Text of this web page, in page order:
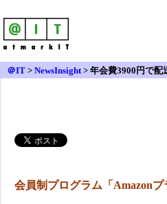
＠IT > NewsInsight> 年会費3900円で配
会員制プログラム「Amazonプ